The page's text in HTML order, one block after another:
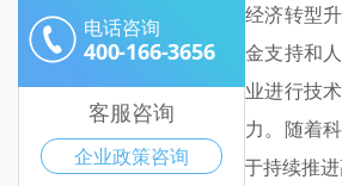
安顺市在推动经济转型
减免、创新资金支持和
能引导本地企业进行技
提升整体竞争力。随着
的发展将依赖于持续推
电话咨询
400-166-3656
客服咨询
企业政策咨询